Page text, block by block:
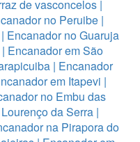
de vasconcelos|
no Peruibe |
Encanador no Guaruja
Encanador em São
| Encanador
em Itapevi |
no Embu das
da Serra |
na Pirapora do